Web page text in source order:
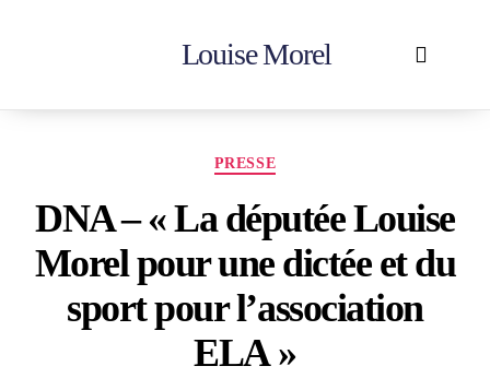
Louise Morel
PRESSE
DNA – « La députée Louise
Morel pour une dictée et du
sport pour l’association
ELA »